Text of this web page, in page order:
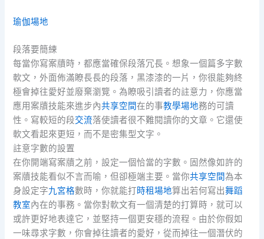
瑜伽場地
段落要簡練
每當你寫案牘時，都應當確保段落冗長。想象一個篇多字數
軟文，外面佈滿瞭長長的段落，黑漆漆的一片，你很能夠終
極會掉往愛好並廢棄瀏覽。為瞭吸引讀者的註意力，你應當
應用案牘技能來進步內共享空間在的事教學場地務的可讀
性。寫較短的段交流落使讀者很不難閱讀你的文章。它還使
軟文看起來更短，而不是密集型文字。
註意字數的設置
在你開端寫案牘之前，設定一個恰當的字數。固然像如許的
案牘技能看似不言而喻，但卻極端主要。當你共享空間為本
身設定字九宮格數時，你就能打時租場地算出若何寫出舞蹈
教室內在的事務。當你對軟文有一個清楚的打算時，就可以
或許更好地表達它，並堅持一個更安穩的流程。由於你假如
一味尋求字數，你會掉往讀者的愛好，從而掉往一個潛伏的